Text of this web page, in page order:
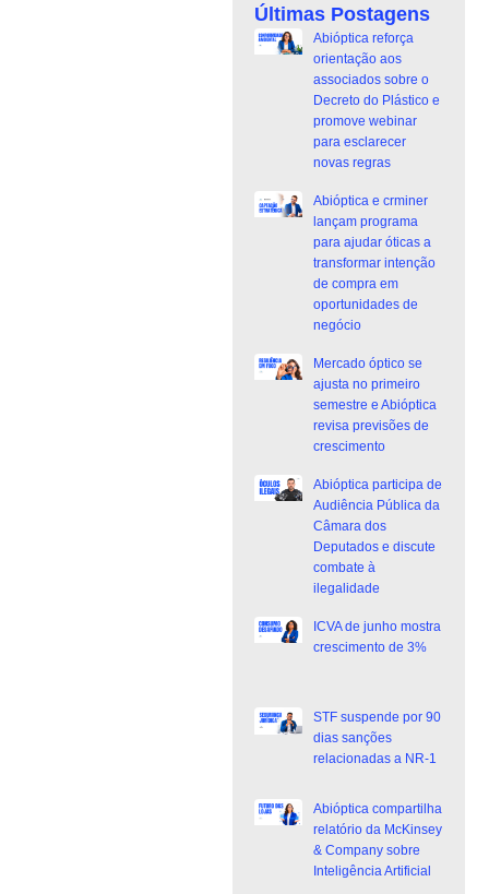
Últimas Postagens
Abióptica reforça
orientação aos
associados sobre o
Decreto do Plástico e
promove webinar
para esclarecer
novas regras
Abióptica e crminer
lançam programa
para ajudar óticas a
transformar intenção
de compra em
oportunidades de
negócio
Mercado óptico se
ajusta no primeiro
semestre e Abióptica
revisa previsões de
crescimento
Abióptica participa de
Audiência Pública da
Câmara dos
Deputados e discute
combate à
ilegalidade
ICVA de junho mostra
crescimento de 3%
STF suspende por 90
dias sanções
relacionadas a NR-1
Abióptica compartilha
relatório da McKinsey
& Company sobre
Inteligência Artificial